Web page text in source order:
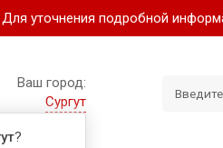
уточнения подробной
Ваш город:
Сургут
?